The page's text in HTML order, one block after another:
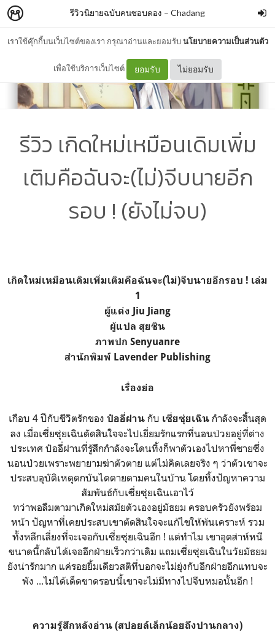
เราใช้คุ๊กกี้บนเว็บไซต์ของเรา กรุณาอ่านและยอมรับนโยบายความเป็นส่วนตัว
เพื่อใช้บริการเว็บไซต์ ยอมรับ ไม่ยอมรับ
รีวิวนิยายฉบับคนชอบดอง – Chadang
รีวิว เกิดใหม่เหมือนเดิมเพิ่ม
เติมคือฉันจะ(ไม่)จีบนายอีก
รอบ ! (ยังไม่จบ)
เกิดใหม่เหมือนเดิมเพิ่มเติมคือฉันจะ(ไม่)จีบนายอีกรอบ ! เล่ม
1
ผู้แต่ง Jiu Jiang
ผู้แปล สุยซิน
ภาพปก Senyuanre
สำนักพิมพ์ Lavender Publishing
เรื่องย่อ
เกือบ 4 ปีกับชีวิตรักของ ป๋ออี่ฝาน กับ เซี่ยซุ่ยเฉิน กำลังจะสิ้นสุด
ลง เมื่อเซี่ยซุ่ยเฉินตัดสินใจจะไปเยี่ยมรักแรกที่นอนป่วยอยู่ที่ต่าง
ประเทศ ป๋ออี่ฝานที่รู้สึกกำลังจะโดนทิ้งก็พาตัวเองไปหาพี่ชายซึ่ง
นอนป่วยเพราะพยายามฆ่าตัวตาย แต่ไม่คิดเลยจริง ๆ ว่าตัวเขาจะ
ประสบอุบัติเหตุตกบันไดตายตามคนในบ้าน โดยทิ้งปัญหาความ
สัมพันธ์กับเซี่ยซุ่ยเฉินเอาไว้
ทว่าพอลืมตามาเกิดใหม่สมัยตัวเองอยู่มัธยม ครอบครัวยังพร้อม
หน้า ปัญหาที่เคยประสบเขาตัดสินใจจะแก้ไขให้พ้นเคราะห์ รวม
ทั้งหลีกเลี่ยงที่จะเจอกับเซี่ยซุ่ยเฉินอีก ! แต่ทำไม เขาอุตส่าห์หนี
ขนาดนี้กลับได้เจออีกฝ่ายเร็วกว่าเดิม แถมเซี่ยซุ่ยเฉินในวัยมัธยม
ยังน่ารักมาก แค่รอยยิ้มเดียวสติที่บอกจะไม่ยุ่งกับอีกฝ่ายอีกแทบจะ
พัง ...ไม่ได้เด็ดขาดรอบนี้เขาจะไม่มีทางไปจีบหมอนั้นอีก !
ความรู้สึกหลังอ่าน (สปอยล์เล็กน้อยถึงปานกลาง)